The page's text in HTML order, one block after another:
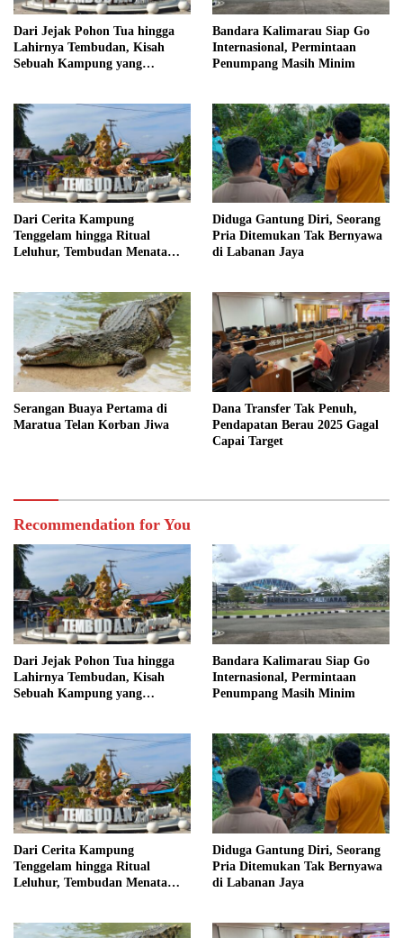
Dari Jejak Pohon Tua hingga
Lahirnya Tembudan, Kisah
Sebuah Kampung yang
Bandara Kalimarau Siap Go
Internasional, Permintaan
Penumpang Masih Minim
Dari Cerita Kampung
Tenggelam hingga Ritual
Leluhur, Tembudan Menata
Diduga Gantung Diri, Seorang
Pria Ditemukan Tak Bernyawa
di Labanan Jaya
Serangan Buaya Pertama di
Maratua Telan Korban Jiwa
Dana Transfer Tak Penuh,
Pendapatan Berau 2025 Gagal
Capai Target
Recommendation for You
Dari Jejak Pohon Tua hingga
Lahirnya Tembudan, Kisah
Sebuah Kampung yang
Bandara Kalimarau Siap Go
Internasional, Permintaan
Penumpang Masih Minim
Dari Cerita Kampung
Tenggelam hingga Ritual
Leluhur, Tembudan Menata
Diduga Gantung Diri, Seorang
Pria Ditemukan Tak Bernyawa
di Labanan Jaya